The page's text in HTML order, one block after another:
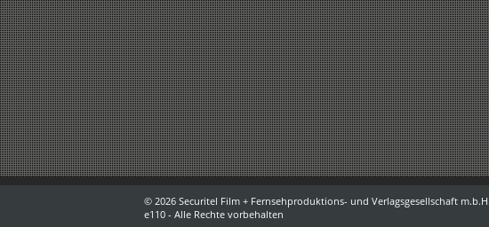
© 2026 Securitel Film + Fernsehproduktions- und Verlagsgesellschaft m.b.H.
e110 - Alle Rechte vorbehalten